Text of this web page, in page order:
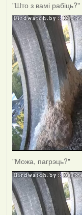
"Што з вамі рабіць?"
"Можа, пагрэць?"